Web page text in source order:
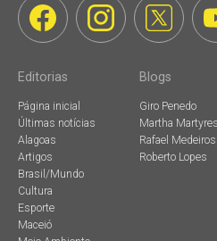
Editorias
Página inicial
Últimas notícias
Alagoas
Artigos
Brasil/Mundo
Cultura
Esporte
Maceió
Blogs
Giro Penedo
Martha Martyres
Rafael Medeiros
Roberto Lopes